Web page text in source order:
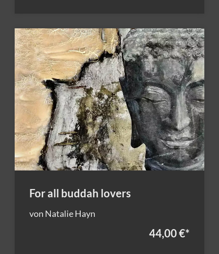
For all buddah lovers
von Natalie Hayn
44,00 €*